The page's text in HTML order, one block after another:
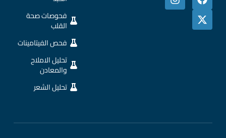
فحوصات صحة
القلب
فحص الفيتامينات
تحليل الاملاح
والمعادن
تحليل الشعر